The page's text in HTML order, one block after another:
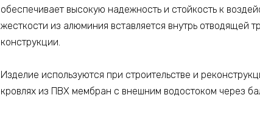
обеспечивает высокую надежность и стойкость к
жесткости из алюминия вставляется внутрь отводящей
конструкции.
Изделие используются при строительстве и
кровлях из ПВХ мембран с внешним водостоком через